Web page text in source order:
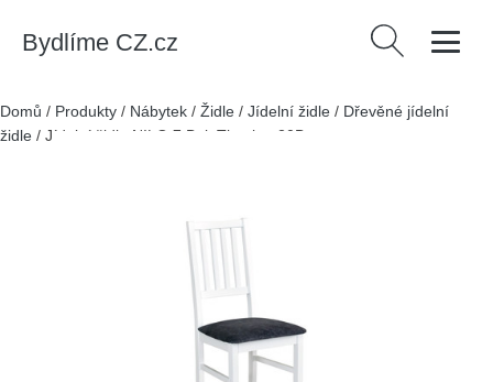
Bydlíme CZ.cz Vyhledávání
Domů / Produkty / Nábytek / Židle / Jídelní židle / Dřevěné jídelní
židle / Jídelní židle NILO 7 Buk Tkanina 20B